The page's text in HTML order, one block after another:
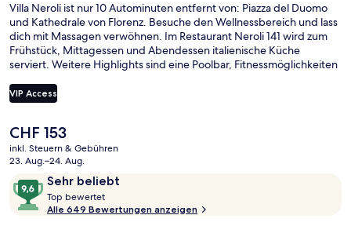
Villa Neroli ist nur 10 Autominuten entfernt von: Piazza del Duomo
und Kathedrale von Florenz. Besuche den Wellnessbereich und lass
dich mit Massagen verwöhnen. Im Restaurant Neroli 141 wird zum
Frühstück, Mittagessen und Abendessen italienische Küche
serviert. Weitere Highlights sind eine Poolbar, Fitnessmöglichkeiten
gefallen das hilfsbereite Personal und das Frühstück sehr gut.
VIP Access
Der
aktuelle
Preis
CHF 153.
CHF 153
inkl. Steuern & Gebühren
23. Aug.–24. Aug.
Bewertungen
Sehr beliebt
9,6
von
10,
Top bewertet
o
Alle 649 Bewertungen anzeigen